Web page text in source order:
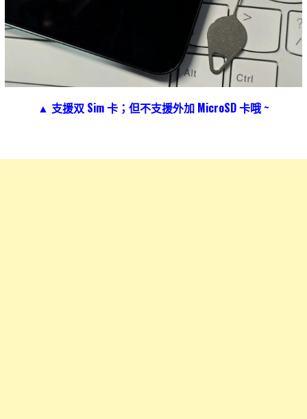
▲ 支援双 Sim 卡；但不支援外加 MicroSD 卡哦 ~